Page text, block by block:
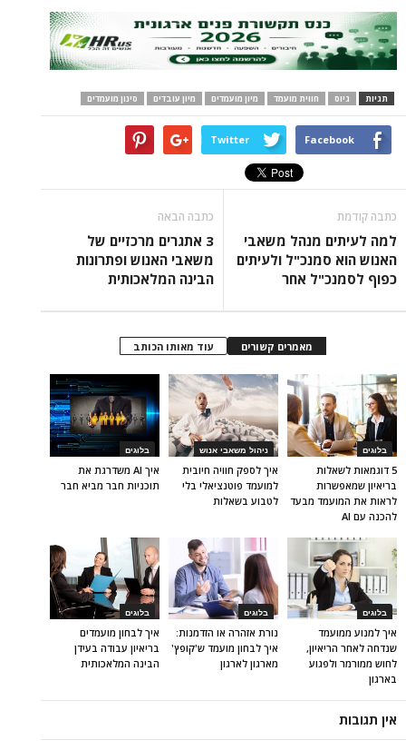
תגיות גיוס חווית מועמד מיון מועמדים מיון עובדים סינון מועמדים
Facebook
Twitter
כתבה קודמת
למה לעיתים מנהל משאבי
האנוש הוא סמנכ"ל ולעיתים
כפוף לסמנכ"ל אחר
כתבה הבאה
3 אתגרים מרכזיים של
משאבי האנוש ופתרונות
הבינה המלאכותית
מאמרים קשורים עוד מאותו הכותב
בלוגים
איך AI משדרגת את
תוכניות חבר מביא חבר
ניהול משאבי אנוש
איך לספק חוויה חיובית
למועמד פוטנציאלי בלי
לטבוע בשאלות
בלוגים
5 דוגמאות לשאלות
בריאיון שמאפשרות
לראות את המועמד מבעד
להכנה עם AI
בלוגים
איך לבחון מועמדים
בריאיון עבודה בעידן
הבינה המלאכותית
בלוגים
נורת אזהרה או הזדמנות:
איך לבחון מועמד ש'קופץ'
מארגון לארגון
בלוגים
איך למנוע ממועמד
שנדחה לאחר הריאיון,
לחוש ממורמר ולפגוע
בארגון
אין תגובות